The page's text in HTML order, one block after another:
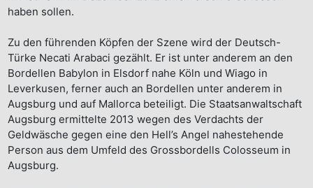
haben sollen.
Zu den führenden Köpfen der Szene wird der Deutsch-
Türke Necati Arabaci gezählt. Er ist unter anderem an den
Bordellen Babylon in Elsdorf nahe Köln und Wiago in
Leverkusen, ferner auch an Bordellen unter anderem in
Augsburg und auf Mallorca beteiligt. Die Staatsanwaltschaft
Augsburg ermittelte 2013 wegen des Verdachts der
Geldwäsche gegen eine den Hell’s Angel nahestehende
Person aus dem Umfeld des Grossbordells Colosseum in
Augsburg.